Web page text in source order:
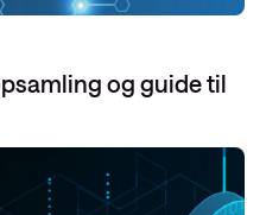
og guide til